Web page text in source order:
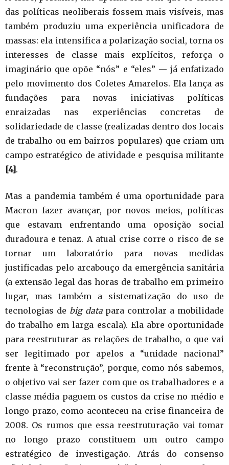
das políticas neoliberais fossem mais visíveis, mas
também produziu uma experiência unificadora de
massas: ela intensifica a polarização social, torna os
interesses de classe mais explícitos, reforça o
imaginário que opõe “nós” e “eles” — já enfatizado
pelo movimento dos Coletes Amarelos. Ela lança as
fundações para novas iniciativas políticas
enraizadas nas experiências concretas de
solidariedade de classe (realizadas dentro dos locais
de trabalho ou em bairros populares) que criam um
campo estratégico de atividade e pesquisa militante
[4] .
Mas a pandemia também é uma oportunidade para
Macron fazer avançar, por novos meios, políticas
que estavam enfrentando uma oposição social
duradoura e tenaz. A atual crise corre o risco de se
tornar um laboratório para novas medidas
justificadas pelo arcabouço da emergência sanitária
(a extensão legal das horas de trabalho em primeiro
lugar, mas também a sistematização do uso de
tecnologias de big datapara controlar a mobilidade
do trabalho em larga escala). Ela abre oportunidade
para reestruturar as relações de trabalho, o que vai
ser legitimado por apelos a “unidade nacional”
frente à “reconstrução”, porque, como nós sabemos,
o objetivo vai ser fazer com que os trabalhadores e a
classe média paguem os custos da crise no médio e
longo prazo, como aconteceu na crise financeira de
2008. Os rumos que essa reestruturação vai tomar
no longo prazo constituem um outro campo
estratégico de investigação. Atrás do consenso